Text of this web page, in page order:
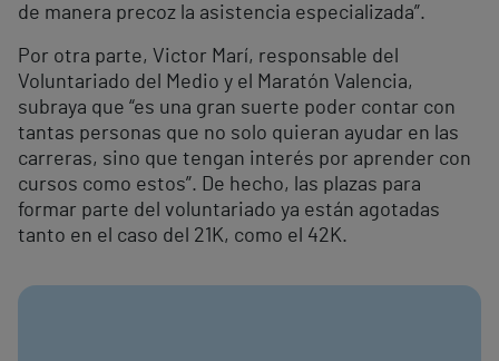
de manera precoz la asistencia especializada”.
Por otra parte, Victor Marí, responsable del
Voluntariado del Medio y el Maratón Valencia,
subraya que “es una gran suerte poder contar con
tantas personas que no solo quieran ayudar en las
carreras, sino que tengan interés por aprender con
cursos como estos”. De hecho, las plazas para
formar parte del voluntariado ya están agotadas
tanto en el caso del 21K, como el 42K.